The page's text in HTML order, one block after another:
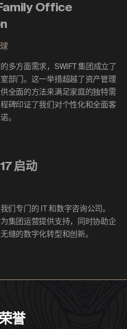
Office
多方面需求，SWIFT 集团成立了
部门。这一举措超越了资产管理
全面的方法来满足家庭的独特需
碑印证了我们对个性化和全面客
。
启动
们专门的 IT 和数字咨询公司。
集团运营提供支持，同时协助企
缝的数字化转型和创新。
誉